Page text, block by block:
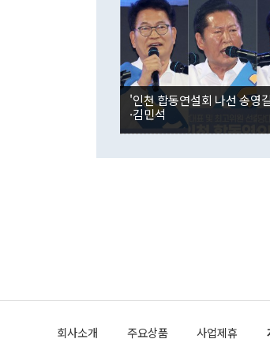
'인천 합동연설회 나선 송영
·김민석
회사소개 주요상품 사업제휴